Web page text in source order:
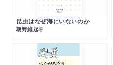
昆虫はなぜ海にいないのか
朝野維起著